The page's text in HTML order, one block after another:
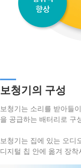
보청기의 구성
보청기는 소리를 받아들
을 공급하는 배터리로 구
보청기는 집에 있는 오디
디지털 칩 안에 옮겨 장